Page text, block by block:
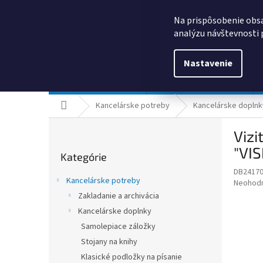
Na prispôsobenie
analýzu návštevnosti
Nastavenie
DomovKancelárske potreby Kancelárske
kategórie
Kategórie
Kancelárske potreby
Zakladanie a archivácia
Kancelárske doplnky
Samolepiace záložky
Stojany na knihy
Klasické podložky na písanie